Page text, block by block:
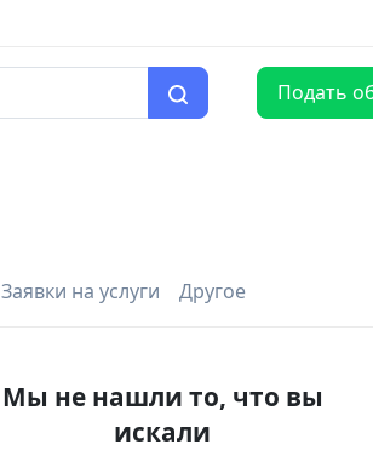
Подать
Заявки на услуги Другое
Мы не нашли то, что вы
искали